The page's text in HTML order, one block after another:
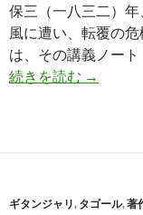
保三（一八三二）
風に遭い、転覆の
は、その講義ノート
続きを読む 頭山満─
→
ギタンジャリ, タゴール,著